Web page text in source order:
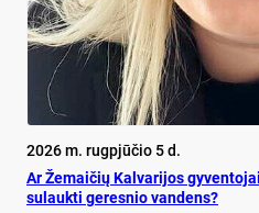
2026 m. rugpjūčio 5 d.
Ar Že­mai­čių Kal­va­ri­jos
su­lauk­ti ge­res­nio van­dens?